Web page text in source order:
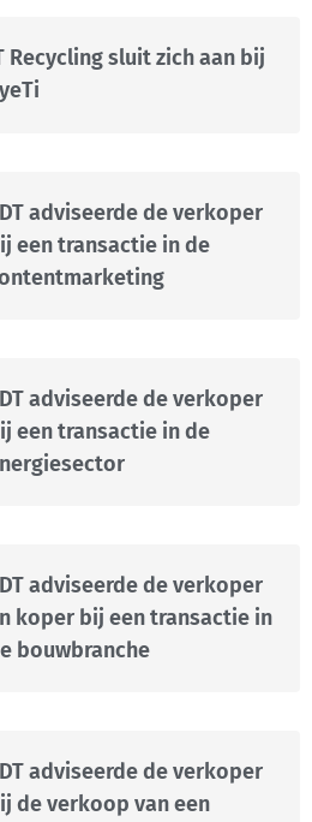
Recycling sluit zich aan bij
adviseerde de verkoper
een transactie in de
adviseerde de verkoper
een transactie in de
adviseerde de verkoper
koper bij een transactie in
bouwbranche
adviseerde de verkoper
de verkoop van een